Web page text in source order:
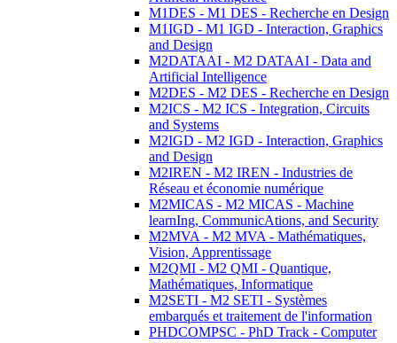
M1DES - M1 DES - Recherche en Design
M1IGD - M1 IGD - Interaction, Graphics
and Design
M2DATAAI - M2 DATAAI - Data and
Artificial Intelligence
M2DES - M2 DES - Recherche en Design
M2ICS - M2 ICS - Integration, Circuits
and Systems
M2IGD - M2 IGD - Interaction, Graphics
and Design
M2IREN - M2 IREN - Industries de
Réseau et économie numérique
M2MICAS - M2 MICAS - Machine
learnIng, CommunicAtions, and Security
M2MVA - M2 MVA - Mathématiques,
Vision, Apprentissage
M2QMI - M2 QMI - Quantique,
Mathématiques, Informatique
M2SETI - M2 SETI - Systèmes
embarqués et traitement de l'information
PHDCOMPSC - PhD Track - Computer